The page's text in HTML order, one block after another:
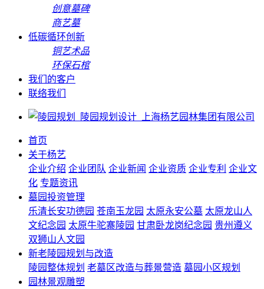
创意墓碑
商艺墓
低碳循环创新
铜艺术品
环保石棺
我们的客户
联络我们
首页
关于杨艺
企业介绍 企业团队 企业新闻 企业资质 企业专利 企业文
化 专题资讯
墓园投资管理
乐清长安功德园 苍南玉龙园 太原永安公墓 太原龙山人
文纪念园 太原牛驼寨陵园 甘肃卧龙岗纪念园 贵州遵义
双狮山人文园
新老陵园规划与改造
陵园整体规划 老墓区改造与葬景营造 墓园小区规划
园林景观雕塑